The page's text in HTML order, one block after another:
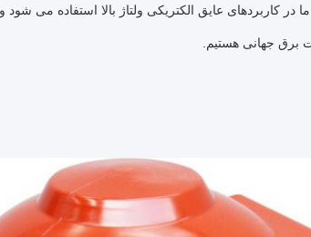
در کاربردهای عایق الکتریکی ولتاژ بالا استفاده می
برق جهانی هستیم.